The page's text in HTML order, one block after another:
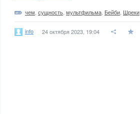
чем сущность мультфильма Бейби Шреки
info 24 октября 2023, 19:04